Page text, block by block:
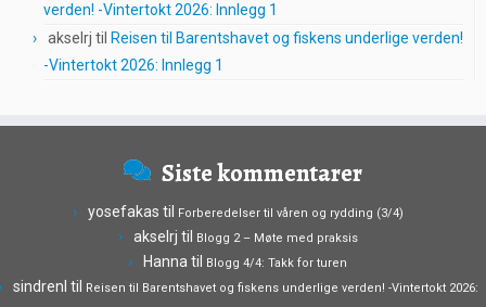
verden! -Vintertokt 2026: Innlegg 1
akselrj til Reisen til Barentshavet og fiskens underlige verden!
-Vintertokt 2026: Innlegg 1
Siste kommentarer
yosefakas til Forberedelser til våren og rydding (3/4)
akselrj til Blogg 2 – Møte med praksis
Hanna til Blogg 4/4: Takk for turen
sindrenl til Reisen til Barentshavet og fiskens underlige verden! -Vintertokt 2026: